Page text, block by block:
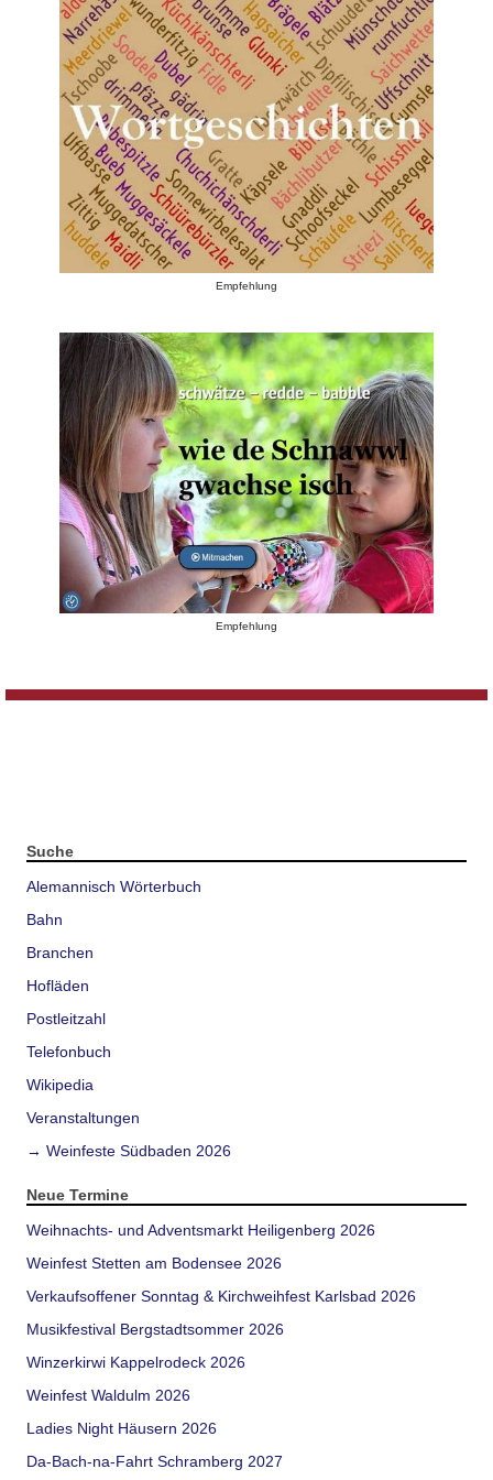
Empfehlung
Empfehlung
Suche
Alemannisch Wörterbuch
Bahn
Branchen
Hofläden
Postleitzahl
Telefonbuch
Wikipedia
Veranstaltungen
→ Weinfeste Südbaden 2026
Neue Termine
Weihnachts- und Adventsmarkt Heiligenberg 2026
Weinfest Stetten am Bodensee 2026
Verkaufsoffener Sonntag & Kirchweihfest Karlsbad 2026
Musikfestival Bergstadtsommer 2026
Winzerkirwi Kappelrodeck 2026
Weinfest Waldulm 2026
Ladies Night Häusern 2026
Da-Bach-na-Fahrt Schramberg 2027